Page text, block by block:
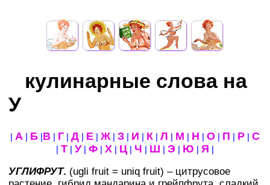
кулинарные слова на
У
| А | Б |В | Г | Д | Е | Ж | З | И | К | Л | М | Н | О | П | Р | С
| Т | У| Ф | Х | Ц | Ч | Ш | Э | Ю | Я |
УГЛИФРУТ. (ugli fruit = uniq fruit) – цитрусовое